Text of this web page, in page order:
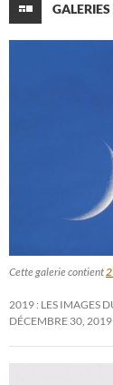
GALERIES
Cette galerie contient
2019 : LES IMAGES
DÉCEMBRE 30, 2019